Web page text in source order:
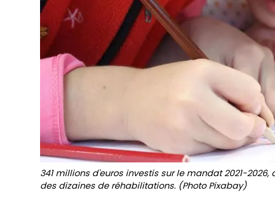
341 millions d'euros investis sur le mandat 2021-
des dizaines de réhabilitations. (Photo Pixabay)